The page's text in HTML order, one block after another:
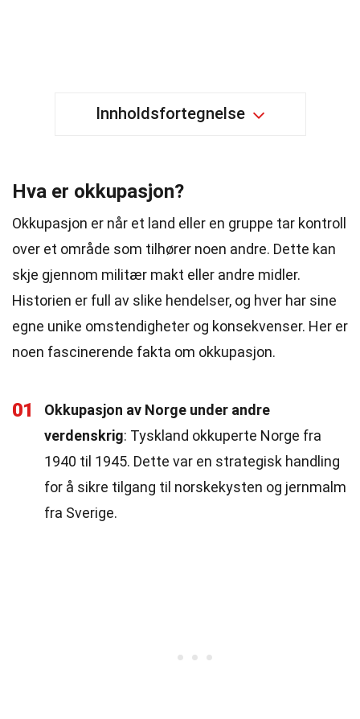
Innholdsfortegnelse
Hva er okkupasjon?
Okkupasjon er når et land eller en gruppe tar kontroll
over et område som tilhører noen andre. Dette kan
skje gjennom militær makt eller andre midler.
Historien er full av slike hendelser, og hver har sine
egne unike omstendigheter og konsekvenser. Her er
noen fascinerende fakta om okkupasjon.
01
Okkupasjon av Norge under andre
verdenskrig: Tyskland okkuperte Norge fra
1940 til 1945. Dette var en strategisk handling
for å sikre tilgang til norskekysten og jernmalm
fra Sverige.